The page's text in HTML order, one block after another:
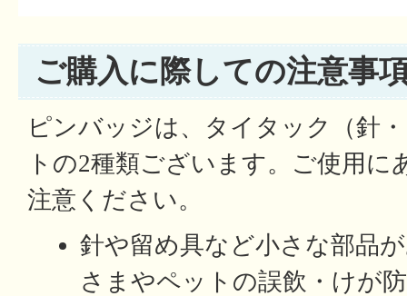
ご購入に際しての注意事
ピンバッジは、タイタック（針
トの2種類ございます。ご使用に
注意ください。
針や留め具など小さな部品
さまやペットの誤飲・けが